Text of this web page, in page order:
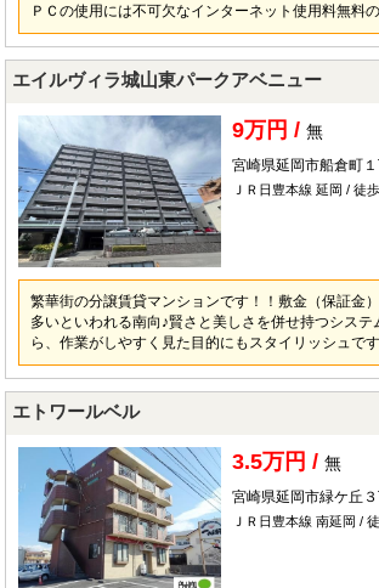
ＰＣの使用には不可欠なインターネット使用料無料
れば繋がります。
エイルヴィラ城山東パークアベニュー
9万円 / 無
宮崎県延岡市船倉町１
ＪＲ日豊本線 延岡 / 徒
繁華街の分譲賃貸マンションです！！敷金（保証金
多いといわれる南向♪賢さと美しさを併せ持つシステ
ら、作業がしやすく見た目的にもスタイリッシュで
積72.72㎡の居室空間♪
エトワールベル
3.5万円 / 無
宮崎県延岡市緑ケ丘３
ＪＲ日豊本線 南延岡 /